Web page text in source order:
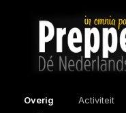
Overig Activiteit